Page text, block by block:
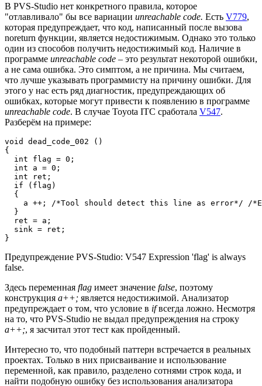
В PVS-Studio нет конкретного правила, которое
"отлавливало" бы все вариации unreachable code. Есть V779,
которая предупреждает, что код, написанный после вызова
noreturn функции, является недостижимым. Однако это только
один из способов получить недостижимый код. Наличие в
программе unreachable code – это результат некоторой ошибки,
а не сама ошибка. Это симптом, а не причина. Мы считаем,
что лучше указывать программисту на причину ошибки. Для
этого у нас есть ряд диагностик, предупреждающих об
ошибках, которые могут привести к появлению в программе
unreachable codе. В случае Toyota ITC сработала V547.
Разберём на примере:
void dead_code_002 ()
{
  int flag = 0;
  int a = 0;
  int ret;
  if (flag)
  {
a ++; /*Tool should detect this line as error*/ /
  }
  ret = a;
  sink = ret;
}
Предупреждение PVS-Studio: V547 Expression 'flag' is always
false.
Здесь переменная flag имеет значение false, поэтому
конструкция a++; является недостижимой. Анализатор
предупреждает о том, что условие в ifвсегда ложно. Несмотря
на то, что PVS-Studio не выдал предупреждения на строку
a++;, я засчитал этот тест как пройденный.
Интересно то, что подобный паттерн встречается в реальных
проектах. Только в них присваивание и использование
переменной, как правило, разделено сотнями строк кода, и
найти подобную ошибку без использования анализатора